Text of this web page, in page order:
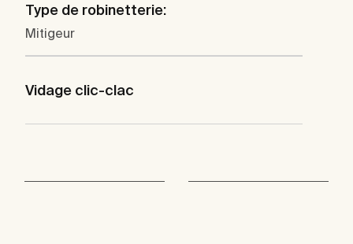
Type de robinetterie:
Mitigeur
Vidage clic-clac